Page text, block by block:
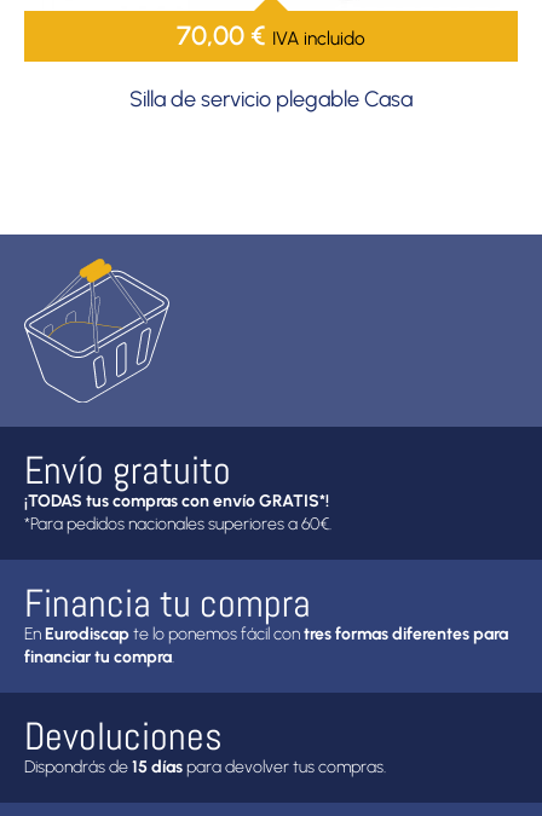
70,00€ IVA incluido
Silla de servicio plegable Casa
Envío gratuito
¡TODAS tus compras con envío GRATIS*!
*Para pedidos nacionales superiores a 60€.
Financia tu compra
EnEurodiscapte lo ponemos fácil contres formas diferentes para
financiar tu compra.
Devoluciones
Dispondrás de15 díaspara devolver tus compras.